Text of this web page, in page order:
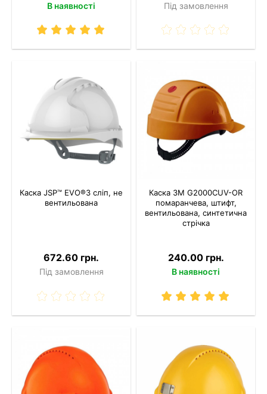
В наявності Під замовлення
Каска JSP™ EVO®3 сліп, не
вентильована
672.60 грн.
Під замовлення
Каска 3M G2000CUV-OR
помаранчева, штифт,
вентильована, синтетична
стрічка
240.00 грн.
В наявності